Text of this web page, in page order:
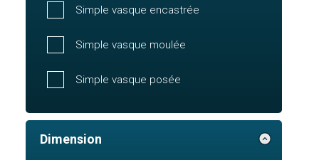
Simple vasque encastrée
Simple vasque moulée
Simple vasque posée
Dimension